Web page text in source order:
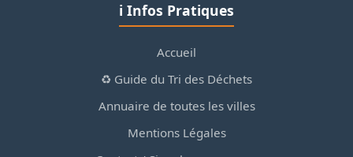
ℹ️ Infos Pratiques
Accueil
♻️ Guide du Tri des Déchets
Annuaire de toutes les villes
Mentions Légales